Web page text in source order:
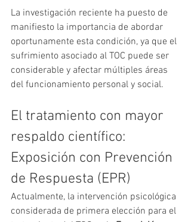
La investigación reciente ha puesto de
manifiesto la importancia de abordar
oportunamente esta condición, ya que el
sufrimiento asociado al TOC puede ser
considerable y afectar múltiples áreas
del funcionamiento personal y social.
El tratamiento con mayor
respaldo científico:
Exposición con Prevención
de Respuesta (EPR)
Actualmente, la intervención psicológica
considerada de primera elección para el